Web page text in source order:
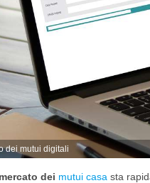
dei mutui digitali
mercato dei mutui casa sta